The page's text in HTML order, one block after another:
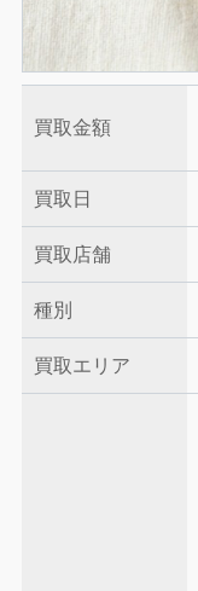
買取金額
買取日
買取店舗
種別
買取エリア